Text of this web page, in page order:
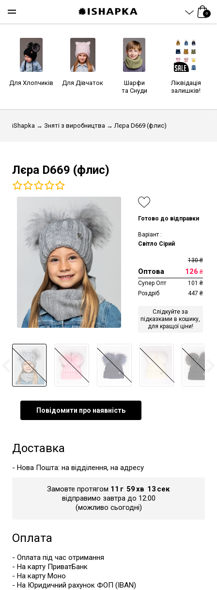
0
Для Хлопчиків Для Дівчаток
Шарфи
та Снуди
Ліквідація
залишків!
iShapka → Зняті з виробництва → Лєра D669 (флис)
Лєра D669 (флис)
Готово до відправки
Варіант :
Світло Сірий
130 ₴
Оптова 126 ₴
Супер Опт
101 ₴
Роздріб
447 ₴
Слідкуйте за
підказками в кошику,
для кращої ціни!
Повідомити про наявність
Доставка
- Нова Пошта: на відділення, на адресу
Замовте протягом 11 г 59хв 13 сек
відправимо завтра до 12:00
(можливо сьогодні)
Оплата
- Оплата під час отримання
- На карту ПриватБанк
- На карту Моно
- На Юридичний рахунок ФОП (IBAN)